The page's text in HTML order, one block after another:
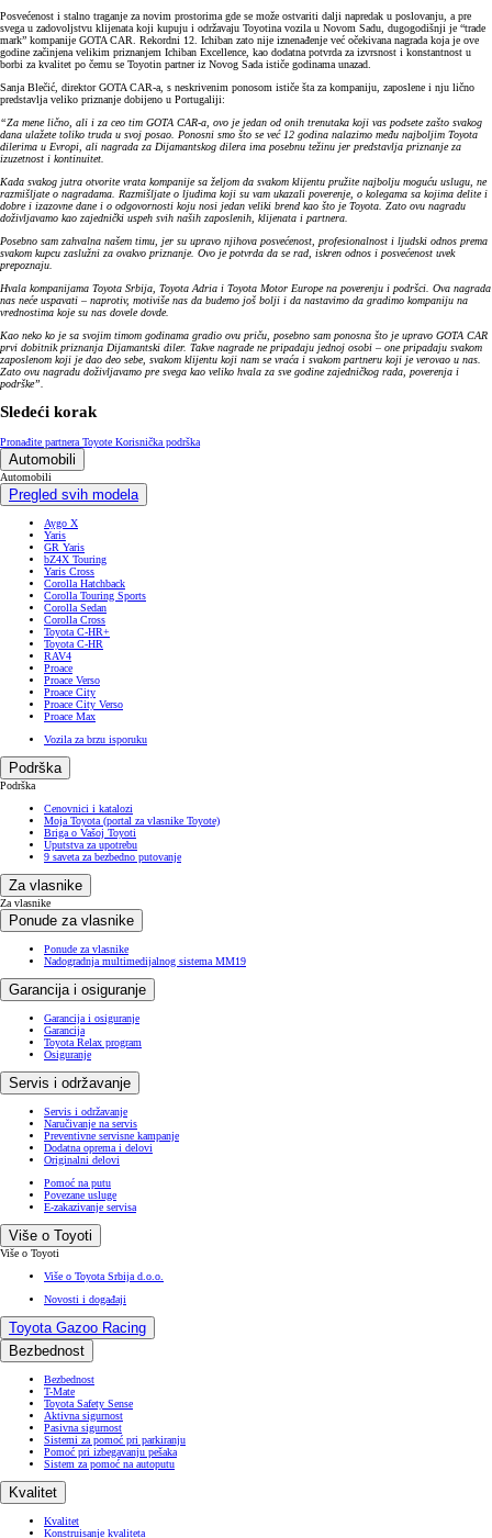
Posvećenost i stalno traganje za novim prostorima gde se može ostvariti dalji napredak u poslovanju, a pre
svega u zadovoljstvu klijenata koji kupuju i održavaju Toyotina vozila u Novom Sadu, dugogodišnji je “trade
mark” kompanije GOTA CAR. Rekordni 12. Ichiban zato nije iznenađenje već očekivana nagrada koja je ove
godine začinjena velikim priznanjem Ichiban Excellence, kao dodatna potvrda za izvrsnost i konstantnost u
borbi za kvalitet po čemu se Toyotin partner iz Novog Sada ističe godinama unazad.
Sanja Blečić, direktor GOTA CAR-a, s neskrivenim ponosom ističe šta za kompaniju, zaposlene i nju lično
predstavlja veliko priznanje dobijeno u Portugaliji:
“Za mene lično, ali i za ceo tim GOTA CAR-a, ovo je jedan od onih trenutaka koji vas podsete zašto svakog
dana ulažete toliko truda u svoj posao. Ponosni smo što se već 12 godina nalazimo među najboljim Toyota
dilerima u Evropi, ali nagrada za Dijamantskog dilera ima posebnu težinu jer predstavlja priznanje za
izuzetnost i kontinuitet.
Kada svakog jutra otvorite vrata kompanije sa željom da svakom klijentu pružite najbolju moguću uslugu, ne
razmišljate o nagradama. Razmišljate o ljudima koji su vam ukazali poverenje, o kolegama sa kojima delite i
dobre i izazovne dane i o odgovornosti koju nosi jedan veliki brend kao što je Toyota. Zato ovu nagradu
doživljavamo kao zajednički uspeh svih naših zaposlenih, klijenata i partnera.
Posebno sam zahvalna našem timu, jer su upravo njihova posvećenost, profesionalnost i ljudski odnos prema
svakom kupcu zaslužni za ovakvo priznanje. Ovo je potvrda da se rad, iskren odnos i posvećenost uvek
prepoznaju.
Hvala kompanijama Toyota Srbija, Toyota Adria i Toyota Motor Europe na poverenju i podršci. Ova nagrada
nas neće uspavati – naprotiv, motiviše nas da budemo još bolji i da nastavimo da gradimo kompaniju na
vrednostima koje su nas dovele dovde.
Kao neko ko je sa svojim timom godinama gradio ovu priču, posebno sam ponosna što je upravo GOTA CAR
prvi dobitnik priznanja Dijamantski diler. Takve nagrade ne pripadaju jednoj osobi – one pripadaju svakom
zaposlenom koji je dao deo sebe, svakom klijentu koji nam se vraća i svakom partneru koji je verovao u nas.
Zato ovu nagradu doživljavamo pre svega kao veliko hvala za sve godine zajedničkog rada, poverenja i
podrške”.
Sledeći korak
Pronađite partnera Toyote Korisnička podrška
Automobili
Automobili
Pregled svih modela
Aygo X
Yaris
GR Yaris
bZ4X Touring
Yaris Cross
Corolla Hatchback
Corolla Touring Sports
Corolla Sedan
Corolla Cross
Toyota C-HR+
Toyota C-HR
RAV4
Proace
Proace Verso
Proace City
Proace City Verso
Proace Max
Vozila za brzu isporuku
Podrška
Podrška
Cenovnici i katalozi
Moja Toyota (portal za vlasnike Toyote)
Briga o Vašoj Toyoti
Uputstva za upotrebu
9 saveta za bezbedno putovanje
Za vlasnike
Za vlasnike
Ponude za vlasnike
Ponude za vlasnike
Nadogradnja multimedijalnog sistema MM19
Garancija i osiguranje
Garancija i osiguranje
Garancija
Toyota Relax program
Osiguranje
Servis i održavanje
Servis i održavanje
Naručivanje na servis
Preventivne servisne kampanje
Dodatna oprema i delovi
Originalni delovi
Pomoć na putu
Povezane usluge
E-zakazivanje servisa
Više o Toyoti
Više o Toyoti
Više o Toyota Srbija d.o.o.
Novosti i događaji
Toyota Gazoo Racing
Bezbednost
Bezbednost
T-Mate
Toyota Safety Sense
Aktivna sigurnost
Pasivna sigurnost
Sistemi za pomoć pri parkiranju
Pomoć pri izbegavanju pešaka
Sistem za pomoć na autoputu
Kvalitet
Kvalitet
Konstruisanje kvaliteta